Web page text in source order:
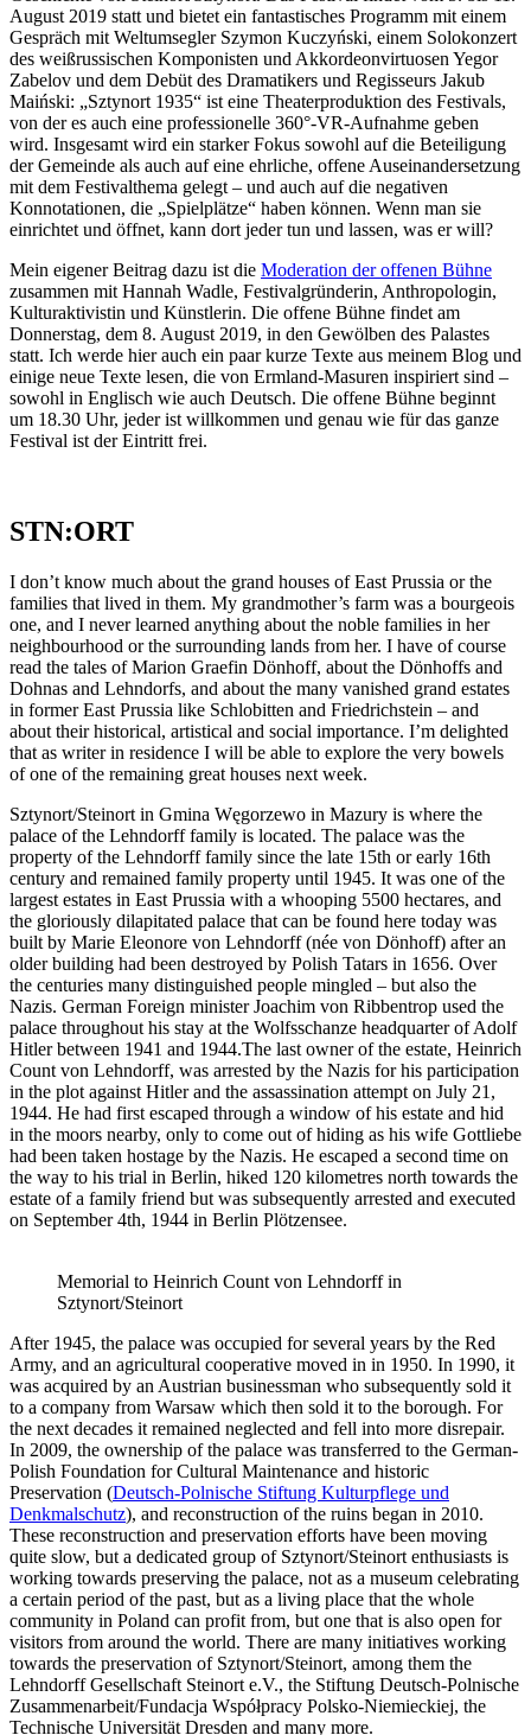
August 2019 statt und bietet ein fantastisches Programm mit einem
Gespräch mit Weltumsegler Szymon Kuczyński, einem Solokonzert
des weißrussischen Komponisten und Akkordeonvirtuosen Yegor
Zabelov und dem Debüt des Dramatikers und Regisseurs Jakub
Maiński: „Sztynort 1935“ ist eine Theaterproduktion des Festivals,
von der es auch eine professionelle 360°-VR-Aufnahme geben
wird. Insgesamt wird ein starker Fokus sowohl auf die Beteiligung
der Gemeinde als auch auf eine ehrliche, offene Auseinandersetzung
mit dem Festivalthema gelegt – und auch auf die negativen
Konnotationen, die „Spielplätze“ haben können. Wenn man sie
einrichtet und öffnet, kann dort jeder tun und lassen, was er will?
Mein eigener Beitrag dazu ist die Moderation der offenen Bühne
zusammen mit Hannah Wadle, Festivalgründerin, Anthropologin,
Kulturaktivistin und Künstlerin. Die offene Bühne findet am
Donnerstag, dem 8. August 2019, in den Gewölben des Palastes
statt. Ich werde hier auch ein paar kurze Texte aus meinem Blog und
einige neue Texte lesen, die von Ermland-Masuren inspiriert sind –
sowohl in Englisch wie auch Deutsch. Die offene Bühne beginnt
um 18.30 Uhr, jeder ist willkommen und genau wie für das ganze
Festival ist der Eintritt frei.
STN:ORT
I don’t know much about the grand houses of East Prussia or the
families that lived in them. My grandmother’s farm was a bourgeois
one, and I never learned anything about the noble families in her
neighbourhood or the surrounding lands from her. I have of course
read the tales of Marion Graefin Dönhoff, about the Dönhoffs and
Dohnas and Lehndorfs, and about the many vanished grand estates
in former East Prussia like Schlobitten and Friedrichstein – and
about their historical, artistical and social importance. I’m delighted
that as writer in residence I will be able to explore the very bowels
of one of the remaining great houses next week.
Sztynort/Steinort in Gmina Węgorzewo in Mazury is where the
palace of the Lehndorff family is located. The palace was the
property of the Lehndorff family since the late 15th or early 16th
century and remained family property until 1945. It was one of the
largest estates in East Prussia with a whooping 5500 hectares, and
the gloriously dilapitated palace that can be found here today was
built by Marie Eleonore von Lehndorff (née von Dönhoff) after an
older building had been destroyed by Polish Tatars in 1656. Over
the centuries many distinguished people mingled – but also the
Nazis. German Foreign minister Joachim von Ribbentrop used the
palace throughout his stay at the Wolfsschanze headquarter of Adolf
Hitler between 1941 and 1944.The last owner of the estate, Heinrich
Count von Lehndorff, was arrested by the Nazis for his participation
in the plot against Hitler and the assassination attempt on July 21,
1944. He had first escaped through a window of his estate and hid
in the moors nearby, only to come out of hiding as his wife Gottliebe
had been taken hostage by the Nazis. He escaped a second time on
the way to his trial in Berlin, hiked 120 kilometres north towards the
estate of a family friend but was subsequently arrested and executed
on September 4th, 1944 in Berlin Plötzensee.
Memorial to Heinrich Count von Lehndorff in
Sztynort/Steinort
After 1945, the palace was occupied for several years by the Red
Army, and an agricultural cooperative moved in in 1950. In 1990, it
was acquired by an Austrian businessman who subsequently sold it
to a company from Warsaw which then sold it to the borough. For
the next decades it remained neglected and fell into more disrepair.
In 2009, the ownership of the palace was transferred to the German-
Polish Foundation for Cultural Maintenance and historic
Preservation (Deutsch-Polnische Stiftung Kulturpflege und
Denkmalschutz), and reconstruction of the ruins began in 2010.
These reconstruction and preservation efforts have been moving
quite slow, but a dedicated group of Sztynort/Steinort enthusiasts is
working towards preserving the palace, not as a museum celebrating
a certain period of the past, but as a living place that the whole
community in Poland can profit from, but one that is also open for
visitors from around the world. There are many initiatives working
towards the preservation of Sztynort/Steinort, among them the
Lehndorff Gesellschaft Steinort e.V., the Stiftung Deutsch-Polnische
Zusammenarbeit/Fundacja Współpracy Polsko-Niemieckiej, the
Technische Universität Dresden and many more.